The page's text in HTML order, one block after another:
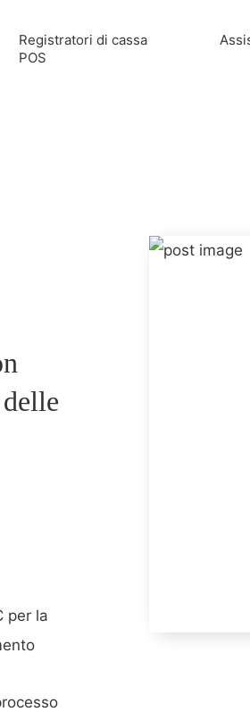
Registratori di cassa
POS
per la